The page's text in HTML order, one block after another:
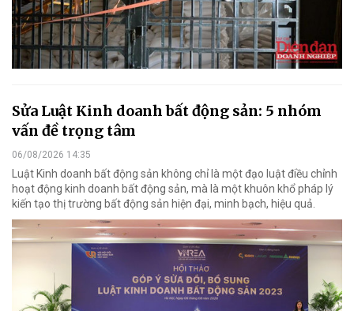
Sửa Luật Kinh doanh bất động sản: 5 nhóm
vấn đề trọng tâm
06/08/2026 14:35
Luật Kinh doanh bất động sản không chỉ là một đạo luật điều chỉnh
hoạt động kinh doanh bất động sản, mà là một khuôn khổ pháp lý
kiến tạo thị trường bất động sản hiện đại, minh bạch, hiệu quả.